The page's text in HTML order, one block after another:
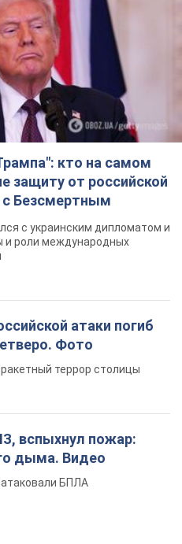
кто на самом
защиту от российской
с Безсмертным
с украинским дипломатом и
и роли международных
атаки погиб
Фото
террор столицы
вспыхнул пожар:
дыма. Видео
БПЛА